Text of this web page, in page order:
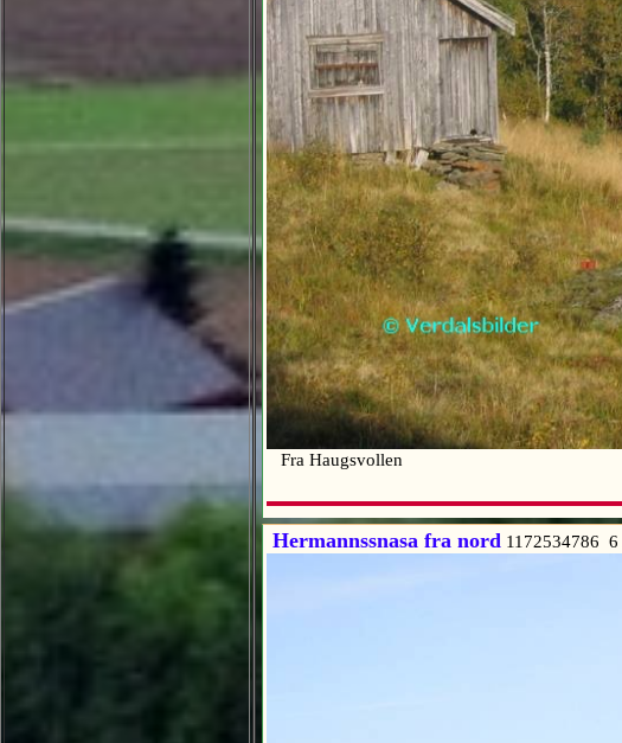
Fra Haugsvollen
Hermannssnasa fra nord 1172534786 6